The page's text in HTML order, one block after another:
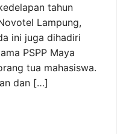
tahun
Lampung,
ini juga dihadiri
PSPP Maya
tua mahasiswa.
dan […]